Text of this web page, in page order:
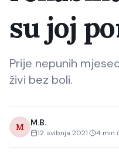
su joj
Prije nepunih
živi bez boli.
M M.B.
12. svibnja 2021. 4 min